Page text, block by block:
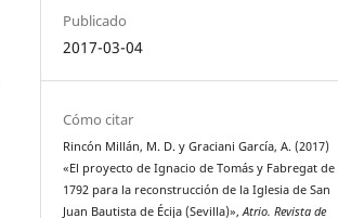
Publicado
2017-03-04
Cómo citar
Rincón Millán, M. D. y Graciani García, A. (2017)
«El proyecto de Ignacio de Tomás y Fabregat de
1792 para la reconstrucción de la Iglesia de San
Juan Bautista de Écija (Sevilla)»,Atrio. Revista de